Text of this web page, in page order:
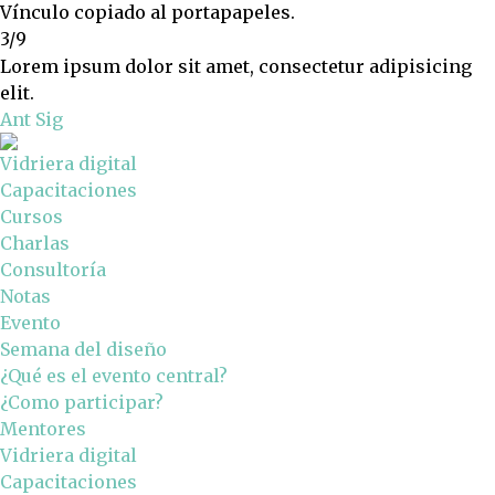
Vínculo copiado al portapapeles.
3/9
Lorem ipsum dolor sit amet, consectetur adipisicing
elit.
Ant Sig
Vidriera digital
Capacitaciones
Cursos
Charlas
Consultoría
Notas
Evento
Semana del diseño
¿Qué es el evento central?
¿Como participar?
Mentores
Vidriera digital
Capacitaciones